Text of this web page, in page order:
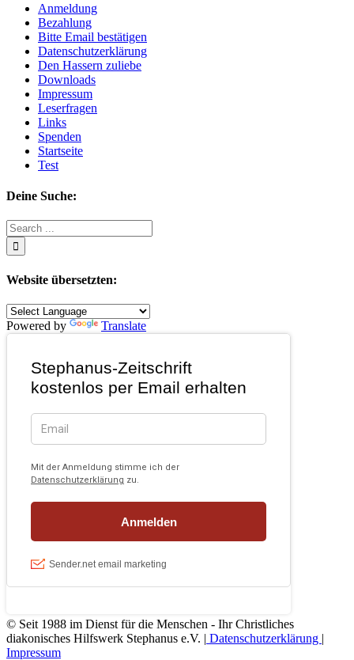
Anmeldung
Bezahlung
Bitte Email bestätigen
Datenschutzerklärung
Den Hassern zuliebe
Downloads
Impressum
Leserfragen
Links
Spenden
Startseite
Test
Deine Suche:
Search
for:
Website übersetzten:
Powered by Translate
© Seit 1988 im Dienst für die Menschen - Ihr Christliches
diakonisches Hilfswerk Stephanus e.V. | Datenschutzerklärung |
Impressum